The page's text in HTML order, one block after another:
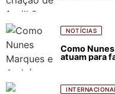
NOTÍCIAS
Como
atuam para
INTERNACIONAL